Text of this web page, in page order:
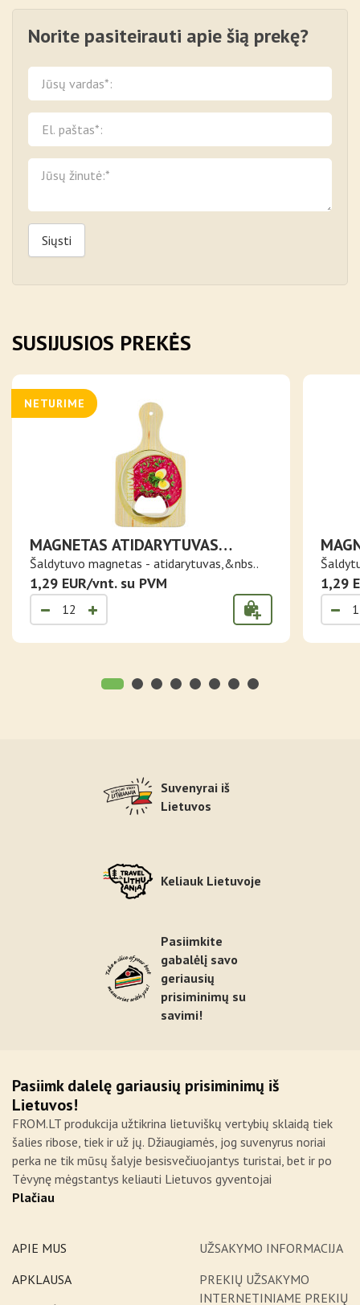
Norite pasiteirauti apie šią prekę?
Siųsti
SUSIJUSIOS PREKĖS
NETURIME
MAGNETAS ATIDARYTUVAS
PJAUSTYMO LENTELĖ SU
ŠALTIBARŠČIAIS
Šaldytuvo magnetas - atidarytuvas,&nbs..
1,29 EUR/vnt. su PVM 1,29
Suvenyrai iš
Lietuvos
Keliauk Lietuvoje
Pasiimkite
gabalėlį savo
geriausių
prisiminimų su
savimi!
Pasiimk dalelę gariausių prisiminimų iš
Lietuvos!
FROM.LT produkcija užtikrina lietuviškų vertybių sklaidą tiek
šalies ribose, tiek ir už jų. Džiaugiamės, jog suvenyrus noriai
perka ne tik mūsų šalyje besisvečiuojantys turistai, bet ir po
Tėvynę mėgstantys keliauti Lietuvos gyventojai
Plačiau
APIE MUS
APKLAUSA
UŽSAKYMO INFORMACIJA
PREKIŲ UŽSAKYMO
INTERNETINIAME PREKIŲ